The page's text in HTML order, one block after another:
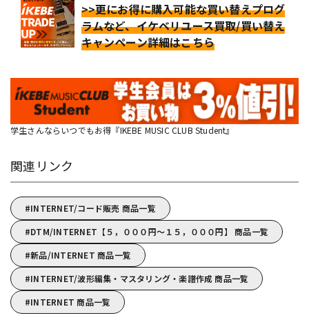
>>更にお得に購入可能な買い替えプログ
ラムなど、イケベリユース買取/買い替え
キャンペーン詳細はこちら
学生さんならいつでもお得『IKEBE MUSIC CLUB Student』
関連リンク
INTERNET/コード販売 商品一覧
DTM/INTERNET【５，０００円～１５，０００円】 商品一覧
新品/INTERNET 商品一覧
INTERNET/波形編集・マスタリング・楽譜作成 商品一覧
INTERNET 商品一覧